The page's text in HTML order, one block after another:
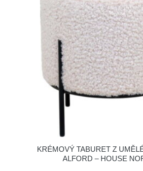
KRÉMOVÝ TABURET Z
ALFORD – HOUSE